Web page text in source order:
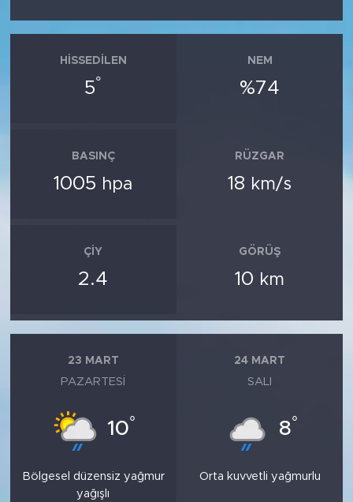
HISSEDILEN
5°
NEM
%74
BASINÇ
1005 hpa
RÜZGAR
18 km/s
ÇIY
2.4
GÖRÜŞ
10 km
23 MART
PAZARTESI
10°
Bölgesel düzensiz yağmur
yağışlı
24 MART
SALI
8°
Orta kuvvetli yağmurlu